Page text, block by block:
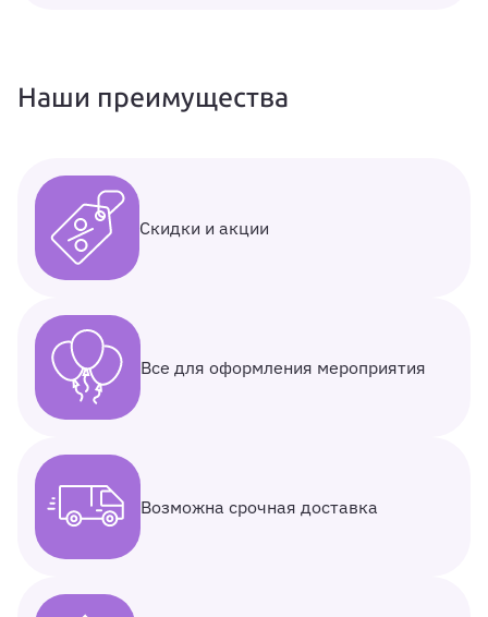
Наши преимущества
Скидки и акции
Все для оформления мероприятия
Возможна срочная доставка